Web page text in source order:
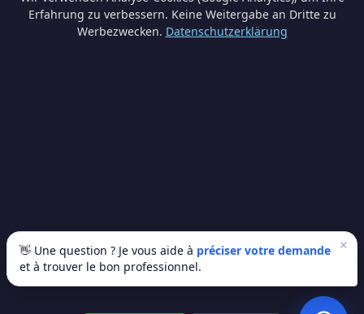
Erfahrung zu verbessern. Keine Weitergabe an Dritte zu
Werbezwecken. Datenschutzerklärung
info@lesprosdemaville.be
conseil personnalisé.
×
👋 Une question ? Je vous aide à préciser votre demande
et à trouver le bon professionnel.